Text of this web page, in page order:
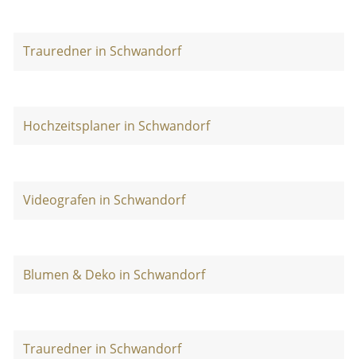
Trauredner in Schwandorf
Hochzeitsplaner in Schwandorf
Videografen in Schwandorf
Blumen & Deko in Schwandorf
Trauredner in Schwandorf